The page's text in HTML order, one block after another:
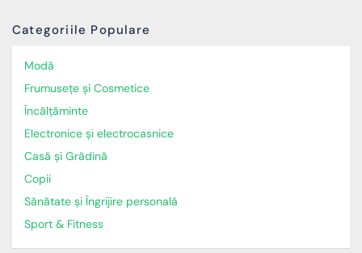
Categoriile Populare
Modă
Frumusețe și Cosmetice
Încălţăminte
Electronice și electrocasnice
Casă și Grădină
Copii
Sănătate și Îngrijire personală
Sport & Fitness